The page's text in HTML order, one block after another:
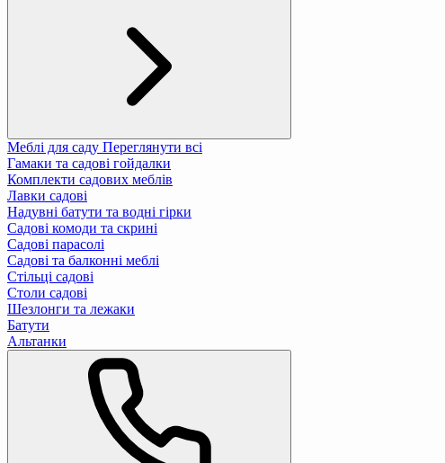
Меблі для саду Переглянути всі
Гамаки та садові гойдалки
Комплекти садових меблів
Лавки садові
Надувні батути та водні гірки
Садові комоди та скрині
Садові парасолі
Садові та балконні меблі
Стільці садові
Столи садові
Шезлонги та лежаки
Батути
Альтанки